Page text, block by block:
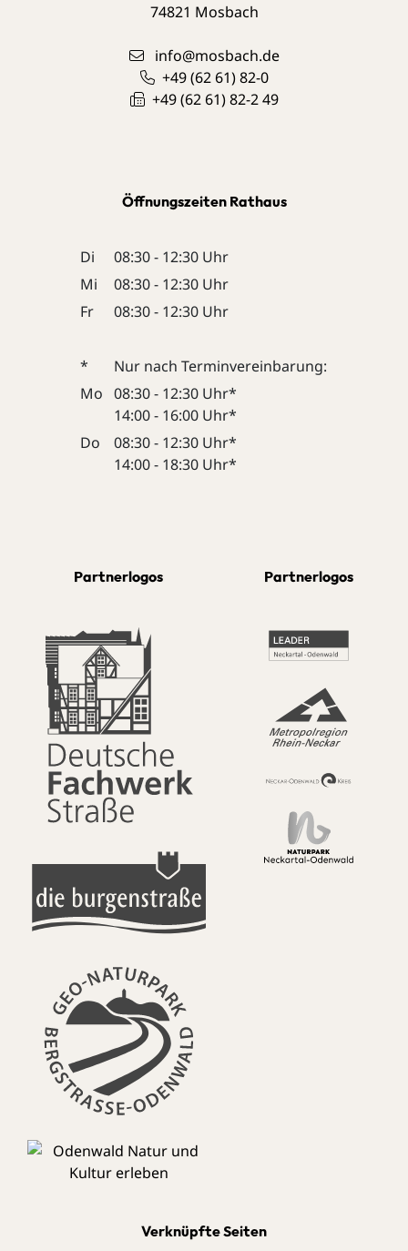
74821 Mosbach
info@mosbach.de
+49 (62 61) 82-0
+49 (62 61) 82-2 49
Öffnungszeiten Rathaus
Di
08:30 - 12:30 Uhr
Mi
08:30 - 12:30 Uhr
Fr
08:30 - 12:30 Uhr
*
Nur nach Terminvereinbarung:
Mo 08:30 - 12:30 Uhr*
14:00 - 16:00 Uhr*
Do
08:30 - 12:30 Uhr*
14:00 - 18:30 Uhr*
Partnerlogos Partnerlogos
Verknüpfte Seiten